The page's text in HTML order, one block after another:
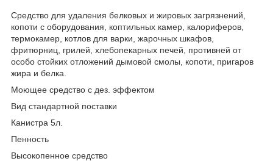
Средство для удаления белковых и жировых загрязнений,
копоти с оборудования, коптильных камер, калориферов,
термокамер, котлов для варки, жарочных шкафов,
фритюрниц, грилей, хлебопекарных печей, противней от
особо стойких отложений дымовой смолы, копоти, пригаров
жира и белка.
Моющее средство с дез. эффектом
Вид стандартной поставки
Канистра 5л.
Пенность
Высокопенное средство